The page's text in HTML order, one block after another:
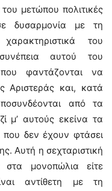
μετώπου πολιτικές
δυσαρμονία με τη
του
αυτού του
φαντάζονται να
Αριστεράς και, κατά
από τα
μ’ αυτούς εκείνα τα
δεν έχουν φτάσει
Αυτή η σεχταριστική
στα μονοπώλια είτε
αντίθετη με τη